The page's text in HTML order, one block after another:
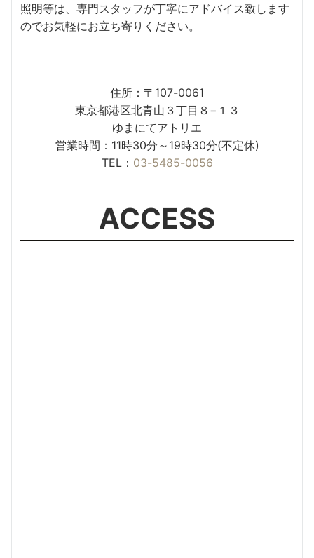
照明等は、専門スタッフが丁寧にアドバイス致します
のでお気軽にお立ち寄りください。
住所：〒107-0061
東京都港区北青山３丁目８−１３
ゆまにてアトリエ
営業時間：11時30分～19時30分(不定休)
TEL： 03-5485-0056
ACCESS